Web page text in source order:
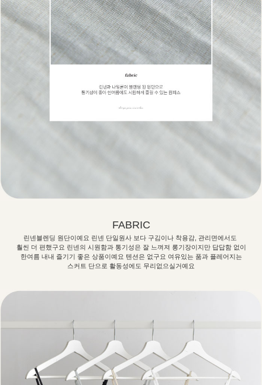
FABRIC
린넨블렌딩 원단이예요 린넨 단일원사 보다 구김이나 착용감, 관리면에서도
훨씬 더 편했구요 린넨의 시원함과 통기성은 잘 느껴져 롱기장이지만 답답함 없이
한여름 내내 즐기기 좋은 상품이예요 텐션은 없구요 여유있는 품과 플레어지는
스커트 단으로 활동성에도 무리없으실거예요